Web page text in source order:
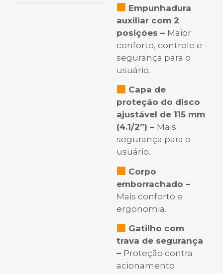
Empunhadura
auxiliar com 2
posições – Maior
conforto, controle e
segurança para o
usuário.
Capa de
proteção do disco
ajustável de 115 mm
(4.1/2”) – Mais
segurança para o
usuário.
Corpo
emborrachado –
Mais conforto e
ergonomia.
Gatilho com
trava de segurança
– Proteção contra
acionamento